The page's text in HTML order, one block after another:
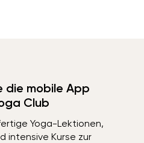
die mobile App
Club
Yoga-Lektionen,
intensive Kurse zur